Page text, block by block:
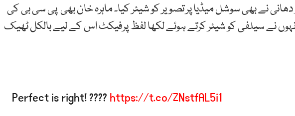
نے بھی سوشل میڈیا پر تصویر کو شیئر کیا۔ ماہرہ خان بھی پی سی بی کی
نے سیلفی کو شیئر کرتے ہوئے لکھا لفظ پرفیکٹ اس کے لیے بالکل ٹھیک
Perfect is right! ???? https://t.co/ZNstfAL5i1